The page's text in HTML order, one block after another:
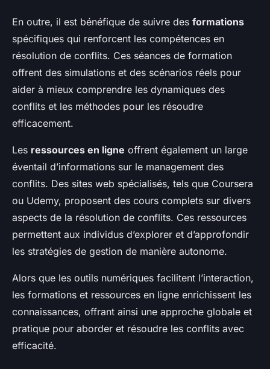
En outre, il est bénéfique de suivre des formations
spécifiques qui renforcent les compétences en
résolution de conflits. Ces séances de formation
offrent des simulations et des scénarios réels pour
aider à mieux comprendre les dynamiques des
conflits et les méthodes pour les résoudre
efficacement.
Les ressources en ligne offrent également un large
éventail d’informations sur le management des
conflits. Des sites web spécialisés, tels que Coursera
ou Udemy, proposent des cours complets sur divers
aspects de la résolution de conflits. Ces ressources
permettent aux individus d’explorer et d’approfondir
les stratégies de gestion de manière autonome.
Alors que les outils numériques facilitent l’interaction,
les formations et ressources en ligne enrichissent les
connaissances, offrant ainsi une approche globale et
pratique pour aborder et résoudre les conflits avec
efficacité.